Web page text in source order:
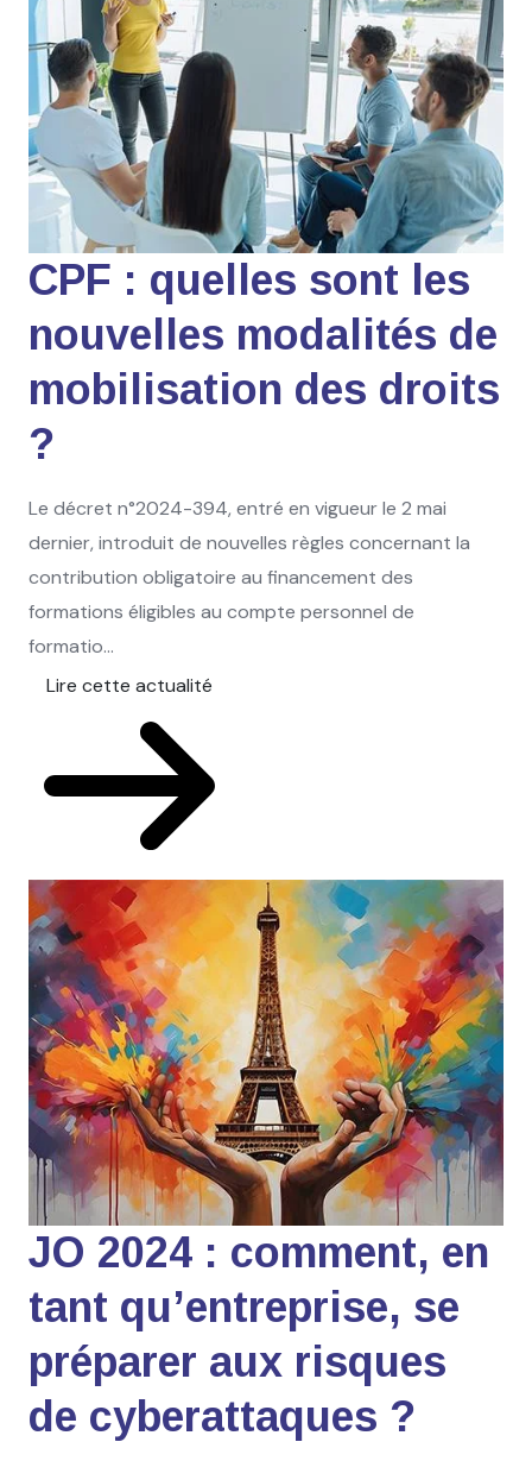
CPF : quelles sont les
nouvelles modalités de
mobilisation des droits
?
Le décret n°2024-394, entré en vigueur le 2 mai
dernier, introduit de nouvelles règles concernant la
contribution obligatoire au financement des
formations éligibles au compte personnel de
formatio...
Lire cette actualité
JO 2024 : comment, en
tant qu’entreprise, se
préparer aux risques
de cyberattaques ?